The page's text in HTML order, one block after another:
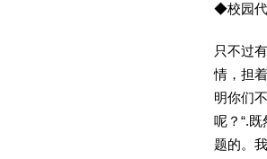
◆校园代
只不过
情，担
明你们
呢？“.
题的。